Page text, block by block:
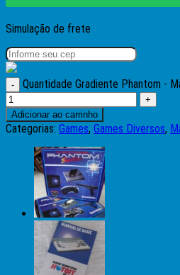
Simulação de frete
Quantidade Gradiente Phantom -
Adicionar ao carrinho
Categorias: Games, Games Diversos,